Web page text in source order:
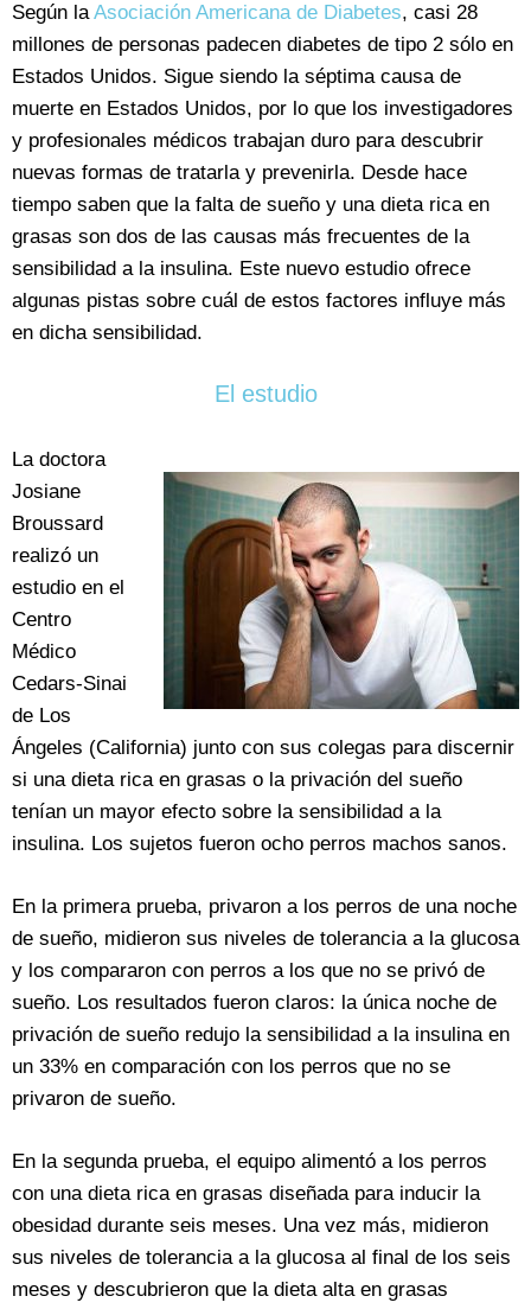
Según laAsociación Americana de Diabetes, casi 28
millones de personas padecen diabetes de tipo 2 sólo en
Estados Unidos. Sigue siendo la séptima causa de
muerte en Estados Unidos, por lo que los investigadores
y profesionales médicos trabajan duro para descubrir
nuevas formas de tratarla y prevenirla. Desde hace
tiempo saben que la falta de sueño y una dieta rica en
grasas son dos de las causas más frecuentes de la
sensibilidad a la insulina. Este nuevo estudio ofrece
algunas pistas sobre cuál de estos factores influye más
en dicha sensibilidad.
El estudio
La doctora
Josiane
Broussard
realizó un
estudio en el
Centro
Médico
Cedars-Sinai
de Los
Ángeles (California) junto con sus colegas para discernir
si una dieta rica en grasas o la privación del sueño
tenían un mayor efecto sobre la sensibilidad a la
insulina. Los sujetos fueron ocho perros machos sanos.
En la primera prueba, privaron a los perros de una noche
de sueño, midieron sus niveles de tolerancia a la glucosa
y los compararon con perros a los que no se privó de
sueño. Los resultados fueron claros: la única noche de
privación de sueño redujo la sensibilidad a la insulina en
un 33% en comparación con los perros que no se
privaron de sueño.
En la segunda prueba, el equipo alimentó a los perros
con una dieta rica en grasas diseñada para inducir la
obesidad durante seis meses. Una vez más, midieron
sus niveles de tolerancia a la glucosa al final de los seis
meses y descubrieron que la dieta alta en grasas